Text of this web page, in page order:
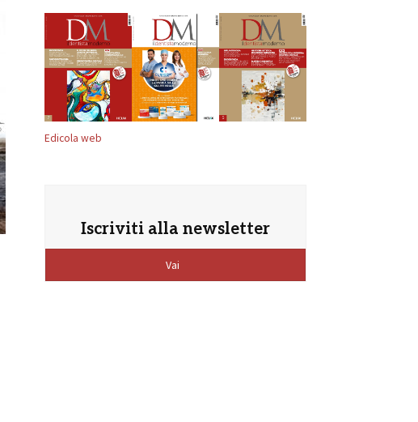
Edicola web
Iscriviti alla newsletter
Vai